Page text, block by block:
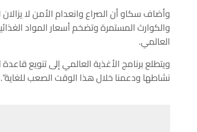
وأضاف سكاو أن الصراع وانعدام الأمن لا يزالان
والكوارث المستمرة وتضخم أسعار المواد
العالمي.
ويتطلع برنامج الأغذية العالمي إلى تنويع
نشاطها ودعمنا خلال هذا الوقت الصعب للغاية”.